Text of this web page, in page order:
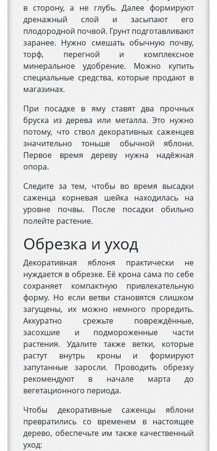
в сторону, а не глубь. Далее формируют
дренажный слой и засыпают его
плодородной почвой. Грунт подготавливают
заранее. Нужно смешать обычную почву,
торф, перегной и комплексное
минеральное удобрение. Можно купить
специальные средства, которые продают в
магазинах.
При посадке в яму ставят два прочных
бруска из дерева или металла. Это нужно
потому, что ствол декоративных саженцев
значительно тоньше обычной яблони.
Первое время дереву нужна надёжная
опора.
Следите за тем, чтобы во время высадки
саженца корневая шейка находилась на
уровне почвы. После посадки обильно
полейте растение.
Обрезка и уход
Декоративная яблоня практически не
нуждается в обрезке. Её крона сама по себе
сохраняет компактную привлекательную
форму. Но если ветви становятся слишком
загущены, их можно немного проредить.
Аккуратно срежьте повреждённые,
засохшие и подмороженные части
растения. Удалите также ветки, которые
растут внутрь кроны и формируют
запутанные заросли. Проводить обрезку
рекомендуют в начале марта до
вегетационного периода.
Чтобы декоративные саженцы яблони
превратились со временем в настоящее
дерево, обеспечьте им также качественный
уход: